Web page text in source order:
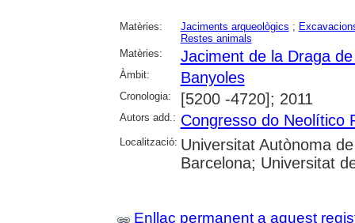
Matèries: Jaciments arqueològics ;
Restes animals
Matèries:
Jaciment de la Draga
Àmbit: Banyoles
Cronologia: [5200 -4720]; 2011
Autors add.: Congresso do Neolítico
Localització: Universitat Autònoma
Barcelona; Universitat
Enllaç permanent a aquest